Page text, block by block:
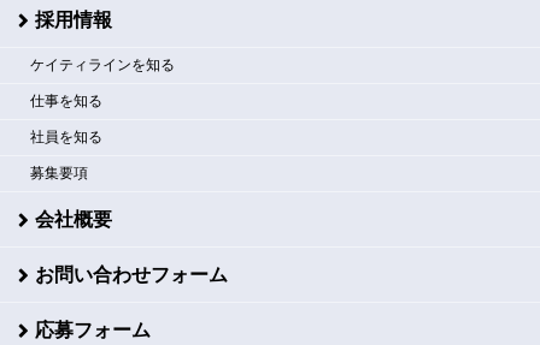
採用情報
ケイティラインを知る
仕事を知る
社員を知る
募集要項
会社概要
お問い合わせフォーム
応募フォーム